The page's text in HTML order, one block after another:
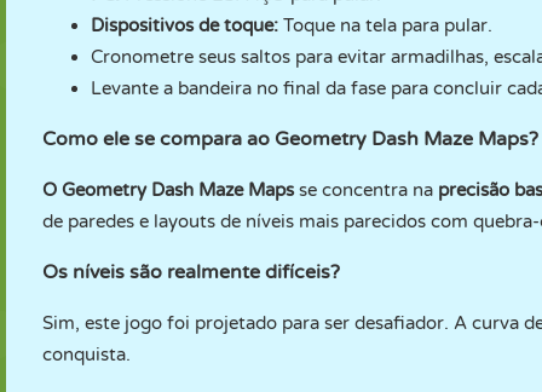
Dispositivos de toque: Toque na tela para pular.
Cronometre seus saltos para evitar armadilhas,
Levante a bandeira no final da fase para concluir
Como ele se compara ao Geometry Dash Maze Maps?
O Geometry Dash Maze Mapsse concentra na precisão
de paredes e layouts de níveis mais parecidos com
Os níveis são realmente difíceis?
Sim, este jogo foi projetado para ser desafiador. A curva
conquista.